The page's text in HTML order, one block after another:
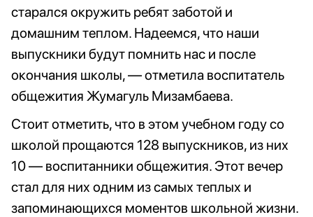
старался окружить ребят заботой и
домашним теплом. Надеемся, что наши
выпускники будут помнить нас и после
окончания школы, — отметила воспитатель
общежития Жумагуль Мизамбаева.
Стоит отметить, что в этом учебном году со
школой прощаются 128 выпускников, из них
10 — воспитанники общежития. Этот вечер
стал для них одним из самых теплых и
запоминающихся моментов школьной жизни.